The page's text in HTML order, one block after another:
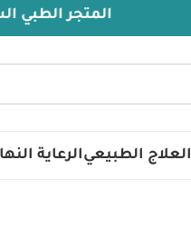
المتجر الطبي
العلاج الطبيعيالرعاية